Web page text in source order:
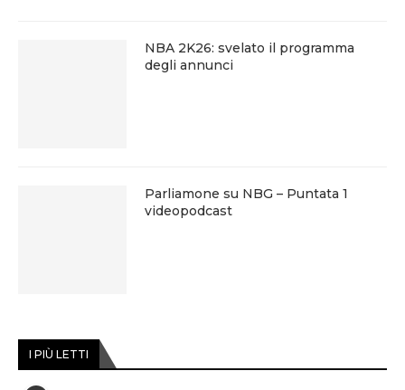
NBA 2K26: svelato il programma
degli annunci
Parliamone su NBG – Puntata 1
videopodcast
I PIÙ LETTI